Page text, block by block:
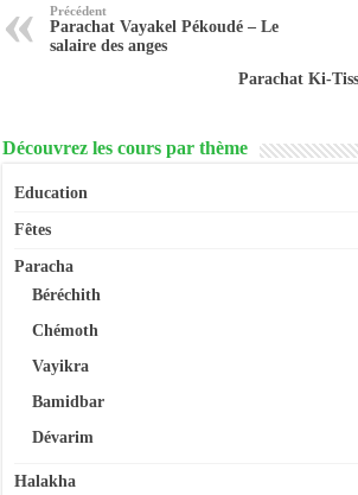
Précédent
Parachat Vayakel Pékoudé – Le
salaire des anges
Parachat Ki-
Découvrez les cours par thème
Education
Fêtes
Paracha
Béréchith
Chémoth
Vayikra
Bamidbar
Dévarim
Halakha